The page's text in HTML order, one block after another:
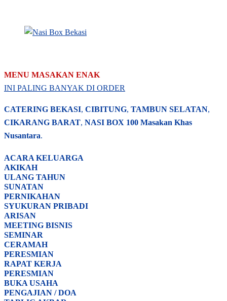
MENU MASAKAN ENAK
INI PALING BANYAK DI ORDER
CATERING BEKASI, CIBITUNG, TAMBUN SELATAN,
CIKARANG BARAT, NASI BOX 100 Masakan Khas
Nusantara.
ACARA KELUARGA
AKIKAH
ULANG TAHUN
SUNATAN
PERNIKAHAN
SYUKURAN PRIBADI
ARISAN
MEETING BISNIS
SEMINAR
CERAMAH
PERESMIAN
RAPAT KERJA
PERESMIAN
BUKA USAHA
PENGAJIAN / DOA